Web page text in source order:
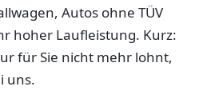
Autos ohne TÜV
hoher Laufleistung. Kurz:
für Sie nicht mehr lohnt,
uns.